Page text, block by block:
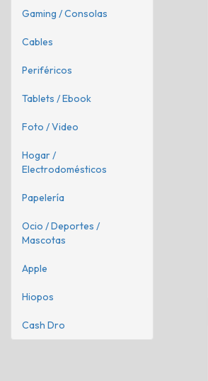
Gaming / Consolas
Cables
Periféricos
Tablets / Ebook
Foto / Video
Hogar /
Electrodomésticos
Papelería
Ocio / Deportes /
Mascotas
Apple
Hiopos
Cash Dro